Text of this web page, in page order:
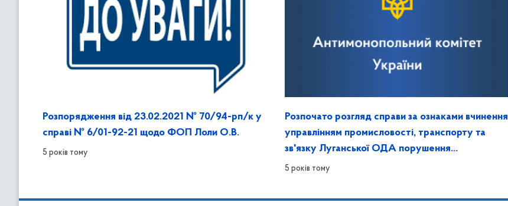
Розпорядження від 23.02.2021 № 70/94-рп/к у
справі № 6/01-92-21 щодо ФОП Лоли О.В.
5 років тому
Розпочато розгляд справи за ознаками вчинення
управлінням промисловості, транспорту та
зв'язку Луганської ОДА порушення
законодавства про захист економічної
5 років тому